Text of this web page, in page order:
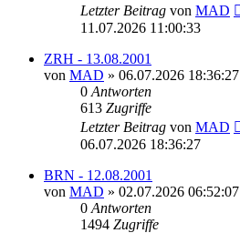
Letzter Beitrag von MAD
11.07.2026 11:00:33
ZRH - 13.08.2001
von MAD » 06.07.2026 18:36:27
0 Antworten
613 Zugriffe
Letzter Beitrag von MAD
06.07.2026 18:36:27
BRN - 12.08.2001
von MAD » 02.07.2026 06:52:07
0 Antworten
1494 Zugriffe